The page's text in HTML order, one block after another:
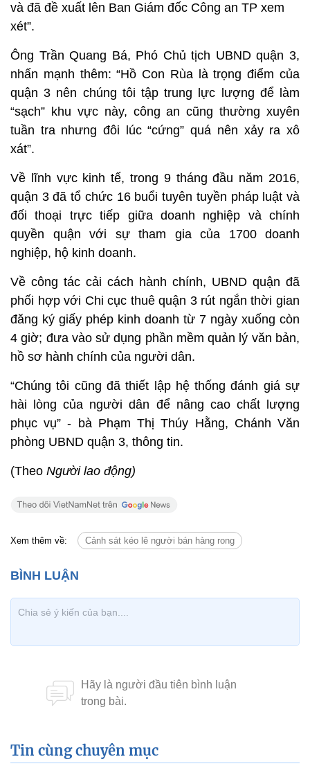
và đã đề xuất lên Ban Giám đốc Công an TP xem
xét”.
Ông Trần Quang Bá, Phó Chủ tịch UBND quận 3,
nhấn mạnh thêm: “Hồ Con Rùa là trọng điểm của
quận 3 nên chúng tôi tập trung lực lượng để làm
“sạch” khu vực này, công an cũng thường xuyên
tuần tra nhưng đôi lúc “cứng” quá nên xảy ra xô
xát”.
Về lĩnh vực kinh tế, trong 9 tháng đầu năm 2016,
quận 3 đã tổ chức 16 buổi tuyên tuyền pháp luật và
đối thoại trực tiếp giữa doanh nghiệp và chính
quyền quận với sự tham gia của 1700 doanh
nghiệp, hộ kinh doanh.
Về công tác cải cách hành chính, UBND quận đã
phối hợp với Chi cục thuê quận 3 rút ngắn thời gian
đăng ký giấy phép kinh doanh từ 7 ngày xuống còn
4 giờ; đưa vào sử dụng phần mềm quản lý văn bản,
hồ sơ hành chính của người dân.
“Chúng tôi cũng đã thiết lập hệ thống đánh giá sự
hài lòng của người dân để nâng cao chất lượng
phục vụ” - bà Phạm Thị Thúy Hằng, Chánh Văn
phòng UBND quận 3, thông tin.
(Theo Người lao động)
Xem thêm về: Cảnh sát kéo lê người bán hàng rong
Tin cùng chuyên mục